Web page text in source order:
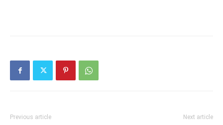
Previous article Next article